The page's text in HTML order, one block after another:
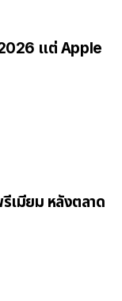
แต่ Apple
เมียม หลังตลาด